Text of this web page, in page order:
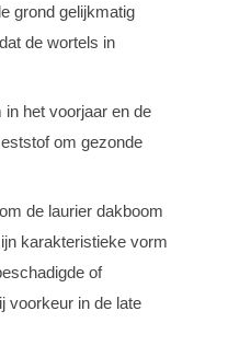
grond gelijkmatig
de wortels in
in het voorjaar en de
om gezonde
de laurier dakboom
karakteristieke vorm
of
voorkeur in de late